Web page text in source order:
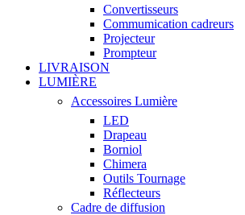
Convertisseurs
Commumication cadreurs
Projecteur
Prompteur
LIVRAISON
LUMIÈRE
Accessoires Lumière
LED
Drapeau
Borniol
Chimera
Outils Tournage
Réflecteurs
Cadre de diffusion